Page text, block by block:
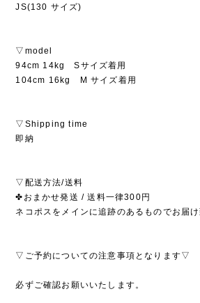
JS(130 サイズ)
▽model
94cm 14kg Sサイズ着用
104cm 16kg M サイズ着用
▽Shipping time
即納
▽配送方法/送料
✤おまかせ発送 / 送料一律300円
ネコポスをメインに追跡のあるものでお届け
▽ご予約についての注意事項となります▽
必ずご確認お願いいたします。